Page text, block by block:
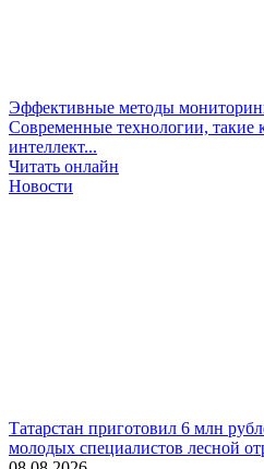
Эффективные методы
Современные технологии, такие
интеллект...
Читать онлайн
Новости
Татарстан приготовил 6 млн
молодых специалистов лесной